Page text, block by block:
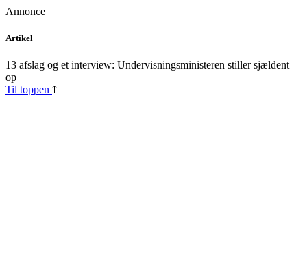
Annonce
Skip
content
Artikel
13 afslag og et interview: Undervisningsministeren stiller sjældent
op
Til toppen